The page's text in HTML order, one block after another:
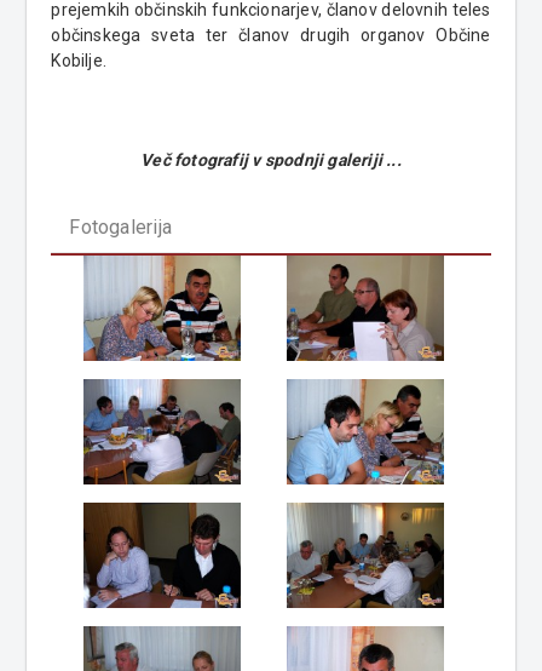
prejemkih občinskih funkcionarjev, članov delovnih teles
občinskega sveta ter članov drugih organov Občine
Kobilje.
Več fotografij v spodnji galeriji ...
Fotogalerija